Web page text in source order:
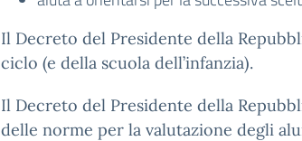
Il Decreto del Presidente della
ciclo (e della scuola dell’infanzia).
Il Decreto del Presidente della
delle norme per la valutazione degli